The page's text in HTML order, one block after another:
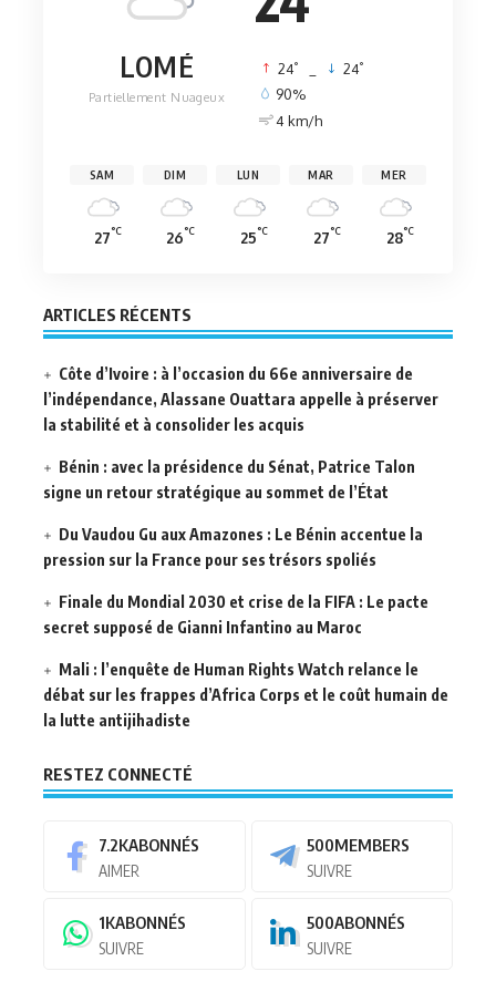
LOMÉ
Partiellement Nuageux
24° 24°
90%
4 km/h
SAM
27°C
DIM
26°C
LUN
25°C
MAR
27°C
MER
28°C
ARTICLES RÉCENTS
Côte d’Ivoire : à l’occasion du 66e anniversaire de
l’indépendance, Alassane Ouattara appelle à préserver
la stabilité et à consolider les acquis
Bénin : avec la présidence du Sénat, Patrice Talon
signe un retour stratégique au sommet de l’État
Du Vaudou Gu aux Amazones : Le Bénin accentue la
pression sur la France pour ses trésors spoliés
Finale du Mondial 2030 et crise de la FIFA : Le pacte
secret supposé de Gianni Infantino au Maroc
Mali : l’enquête de Human Rights Watch relance le
débat sur les frappes d’Africa Corps et le coût humain de
la lutte antijihadiste
RESTEZ CONNECTÉ
7.2KABONNÉS
AIMER
500MEMBERS
SUIVRE
1KABONNÉS
SUIVRE
500ABONNÉS
SUIVRE